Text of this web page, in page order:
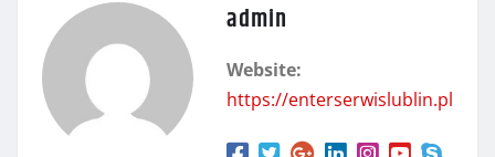
admin
Website:
https://enterserwislublin.pl